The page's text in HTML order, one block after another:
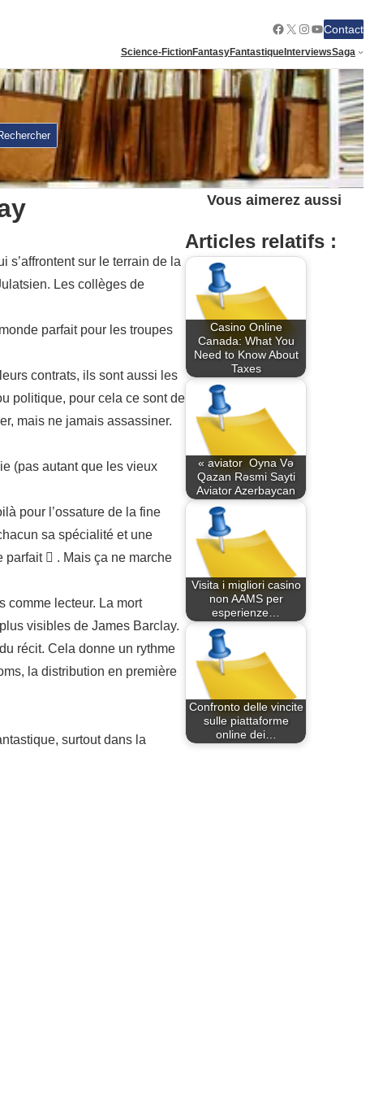
Facebook
X Instagram
YouTube
Contact
Science-FictionFantasyFantastiqueInterviewsSaga
s’affrontent sur le terrain de la
Les collèges de
parfait pour les troupes
contrats, ils sont aussi les
politique, pour cela ce sont de
mais ne jamais assassiner.
(pas autant que les vieux
pour l’ossature de la fine
sa spécialité et une
parfait  . Mais ça ne marche
comme lecteur. La mort
visibles de James Barclay.
récit. Cela donne un rythme
la distribution en première
surtout dans la
Vous aimerez aussi
Articles relatifs :
Casino Online
Canada: What You
Need to Know About
Taxes
« aviator ️ Oyna Və
Qazan Rəsmi Sayti
Aviator Azerbaycan
Visita i migliori casino
non AAMS per
esperienze…
Confronto delle vincite
sulle piattaforme
online dei…